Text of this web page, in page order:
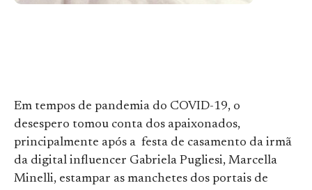
Em tempos de pandemia do COVID-19, o
desespero tomou conta dos apaixonados,
principalmente após a festa de casamento da irmã
da digital influencer Gabriela Pugliesi, Marcella
Minelli, estampar as manchetes dos portais de